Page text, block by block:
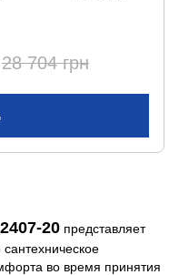
28 704 грн
20 представляет
во время принятия